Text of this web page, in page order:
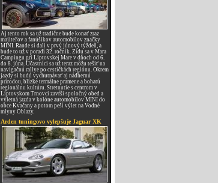
Aj tento rok sa už tradične bude konať zraz
majiteľov a fanúšikov automobilov značky
MINI. Rande si dali v prvý júnový týždeň, a
bude to už v poradí 32. ročník. Zídu sa v Mara
Campingu pri Liptovskej Mare v dňoch od 6.
do 8. júna. Účastníci sa už teraz môžu tešiť na
navigačnú rallye po cestičkách regiónu. Okrem
jazdy si budú vychutnávať aj nádhernú
prírodou, blízke termálne pramene a bohatú
regionálnu kultúru. Stretnutie s centrom v
Liptovskom Trnovci zavŕši spoločný obed a
výletná jazda v kolóne automobilov MINI do
obce Kvačany a potom peší výlet na Vodné
mlyny Oblazy.
Arden tuningovo vylepšuje Jaguar XK